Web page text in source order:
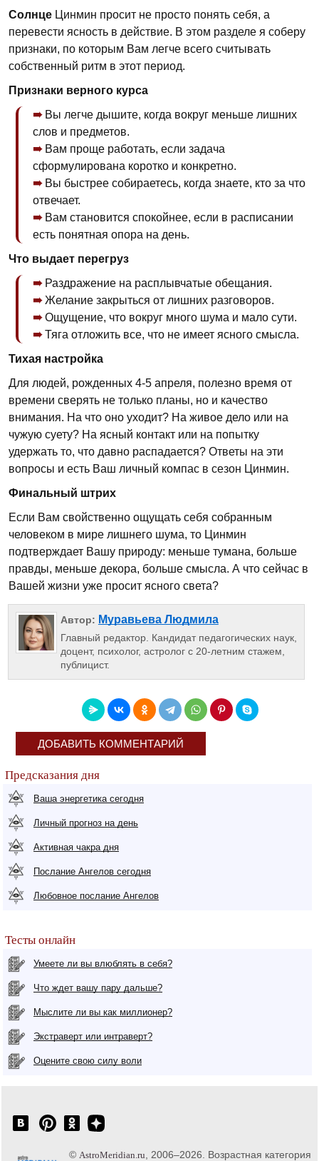
Солнце Цинмин просит не просто понять себя, а
перевести ясность в действие. В этом разделе я соберу
признаки, по которым Вам легче всего считывать
собственный ритм в этот период.
Признаки верного курса
Вы легче дышите, когда вокруг меньше лишних
слов и предметов.
Вам проще работать, если задача
сформулирована коротко и конкретно.
Вы быстрее собираетесь, когда знаете, кто за что
отвечает.
Вам становится спокойнее, если в расписании
есть понятная опора на день.
Что выдает перегруз
Раздражение на расплывчатые обещания.
Желание закрыться от лишних разговоров.
Ощущение, что вокруг много шума и мало сути.
Тяга отложить все, что не имеет ясного смысла.
Тихая настройка
Для людей, рожденных 4-5 апреля, полезно время от
времени сверять не только планы, но и качество
внимания. На что оно уходит? На живое дело или на
чужую суету? На ясный контакт или на попытку
удержать то, что давно распадается? Ответы на эти
вопросы и есть Ваш личный компас в сезон Цинмин.
Финальный штрих
Если Вам свойственно ощущать себя собранным
человеком в мире лишнего шума, то Цинмин
подтверждает Вашу природу: меньше тумана, больше
правды, меньше декора, больше смысла. А что сейчас в
Вашей жизни уже просит ясного света?
Автор: Муравьева Людмила
Главный редактор. Кандидат педагогических наук,
доцент, психолог, астролог с 20-летним стажем,
публицист.
ДОБАВИТЬ КОММЕНТАРИЙ
Предсказания дня
Ваша энергетика сегодня
Личный прогноз на день
Активная чакра дня
Послание Ангелов сегодня
Любовное послание Ангелов
Тесты онлайн
Умеете ли вы влюблять в себя?
Что ждет вашу пару дальше?
Мыслите ли вы как миллионер?
Экстраверт или интраверт?
Оцените свою силу воли
© AstroMeridian.ru , 2006–2026. Возрастная категория